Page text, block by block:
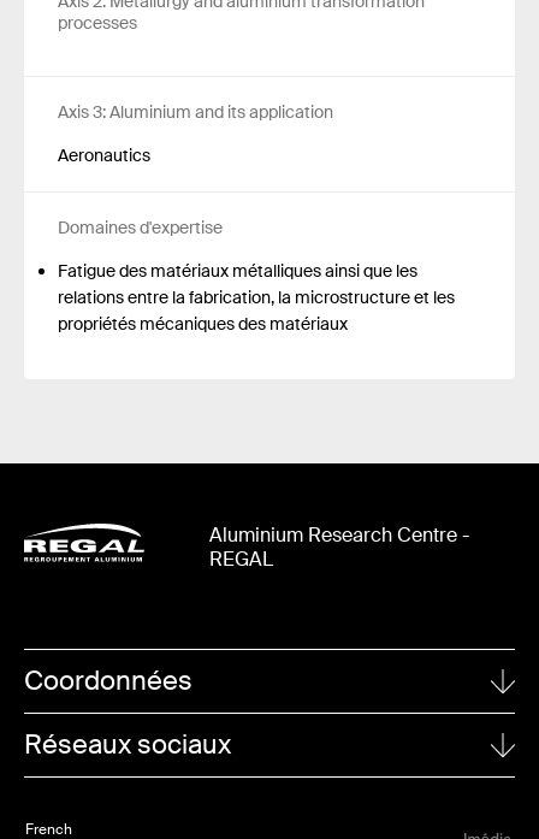
processes
Axis 3: Aluminium and its application
Aeronautics
Domaines d'expertise
Fatigue des matériaux métalliques ainsi que les
relations entre la fabrication, la microstructure et les
propriétés mécaniques des matériaux
Aluminium Research Centre -
REGAL
Coordonnées
1065, avenue de la Médecine
Quebec City (Quebec)
Réseaux sociaux
French